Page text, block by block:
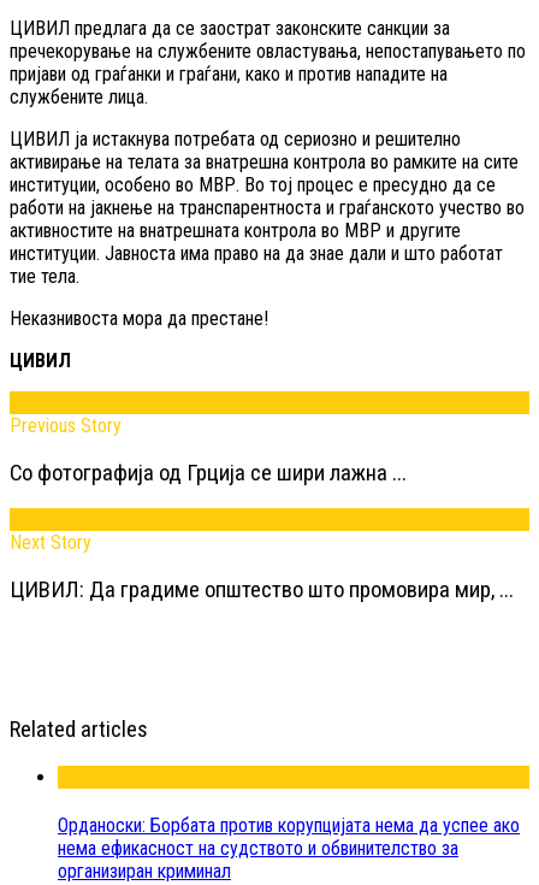
ЦИВИЛ предлага да се заострат законските санкции за
пречекорување на службените овластувања, непостапувањето по
пријави од граѓанки и граѓани, како и против нападите на
службените лица.
ЦИВИЛ ја истакнува потребата од сериозно и решително
активирање на телата за внатрешна контрола во рамките на сите
институции, особено во МВР. Во тој процес е пресудно да се
работи на јакнење на транспарентноста и граѓанското учество во
активностите на внатрешната контрола во МВР и другите
институции. Јавноста има право на да знае дали и што работат
тие тела.
Неказнивоста мора да престане!
ЦИВИЛ
Previous Story
Со фотографија од Грција се шири лажна ...
Next Story
ЦИВИЛ: Да градиме општество што промовира мир, ...
Related articles
Орданоски: Борбата против корупцијата нема да успее ако
нема ефикасност на судството и обвинителство за
организиран криминал